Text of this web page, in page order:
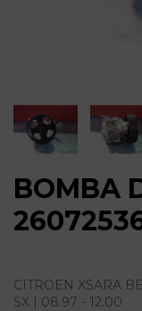
BOMBA
CITROEN XSARA
SX | 08.97 - 12.00